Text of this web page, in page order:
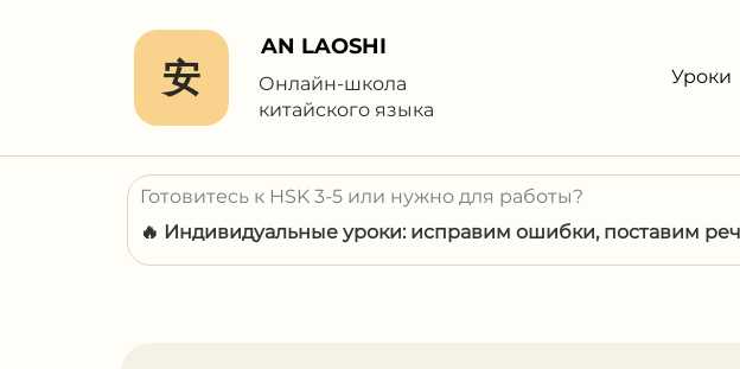
安
AN LAOSHI
Онлайн-школа
китайского языка
Уроки
Готовитесь к HSK 3-5 или нужно для работы?
🔥 Индивидуальные уроки: исправим ошибки, поставим